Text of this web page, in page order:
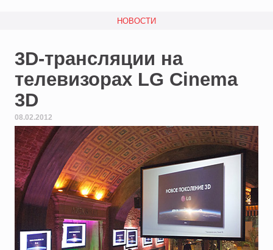
НОВОСТИ
3D-трансляции на
телевизорах LG Cinema
3D
08.02.2012